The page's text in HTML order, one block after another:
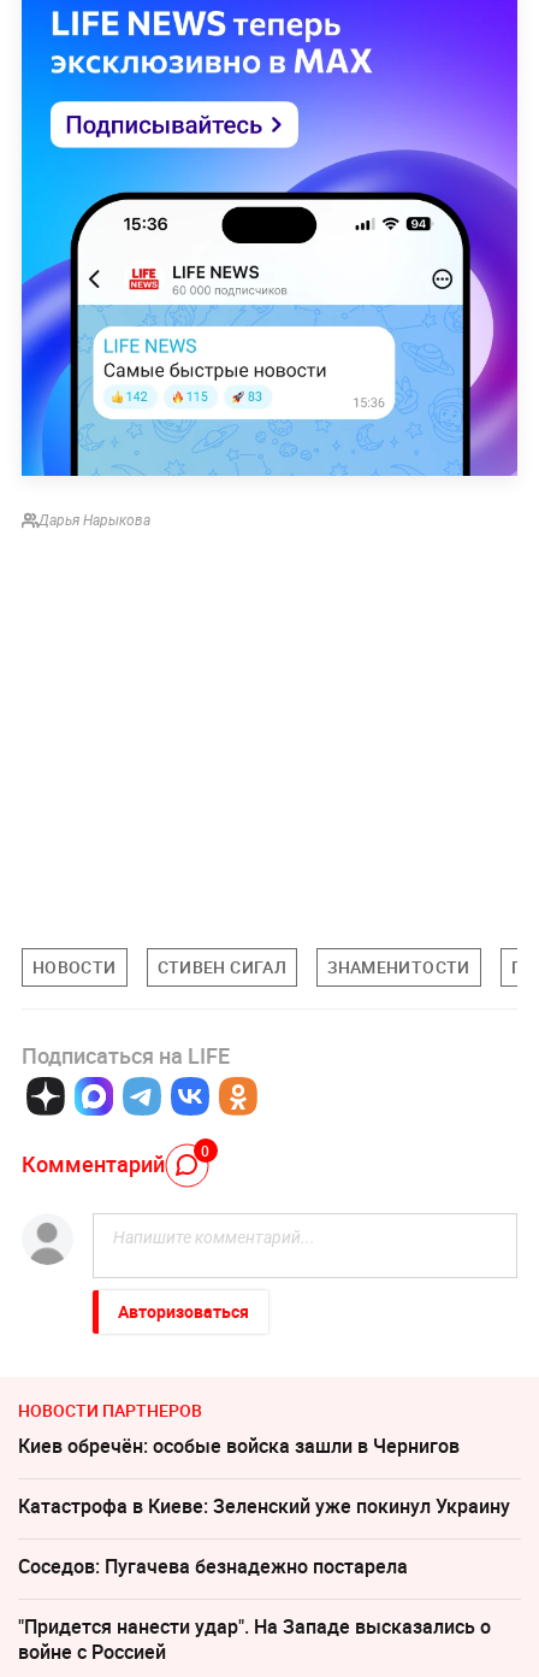
Дарья Нарыкова
НОВОСТИ СТИВЕН СИГАЛ ЗНАМЕНИТОСТИ
Подписаться на LIFE
Комментарий 0
Авторизоваться
НОВОСТИ ПАРТНЕРОВ
Киев обречён: особые войска зашли в Чернигов
Катастрофа в Киеве: Зеленский уже покинул Украину
Соседов: Пугачева безнадежно постарела
"Придется нанести удар". На Западе высказались о
войне с Россией